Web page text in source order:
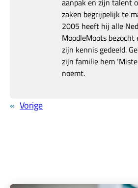
aanpak en zijn talent
zaken begrijpelijk te
2005 heeft hij alle
MoodleMoots
zijn kennis gedeeld.
zijn familie hem
noemt.
« Vorige